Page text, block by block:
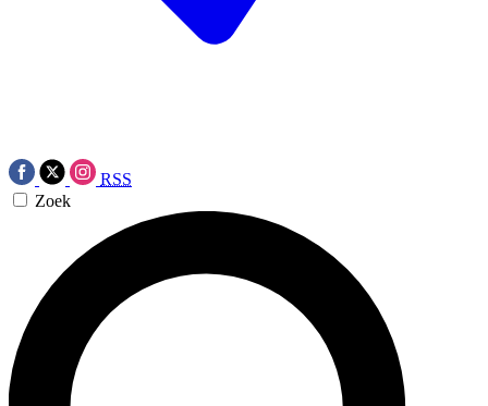
RSS
Zoek